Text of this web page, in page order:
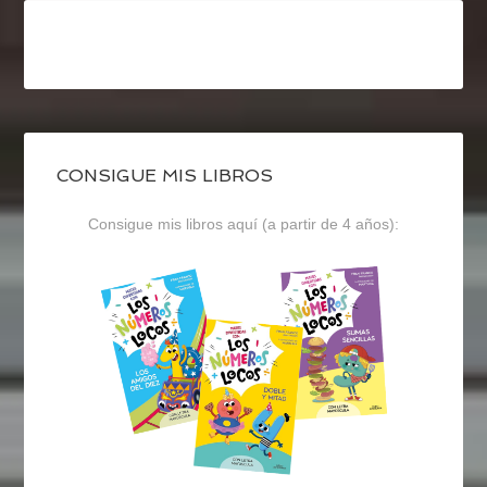
CONSIGUE MIS LIBROS
Consigue mis libros aquí (a partir de 4 años):